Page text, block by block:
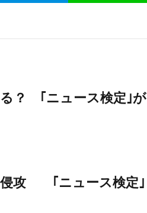
？ ｢ニュース検定｣が
侵攻 ｢ニュース検定｣